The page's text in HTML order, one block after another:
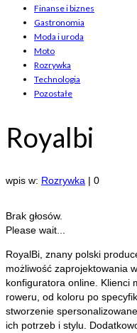
Finanse i biznes
Gastronomia
Moda i uroda
Moto
Rozrywka
Technologia
Pozostałe
Royalbi
wpis w: Rozrywka | 0
Brak głosów.
Please wait...
RoyalBi, znany polski
możliwość zaprojektowania
konfiguratora online. Klienci
roweru, od koloru po
stworzenie
ich potrzeb i stylu.